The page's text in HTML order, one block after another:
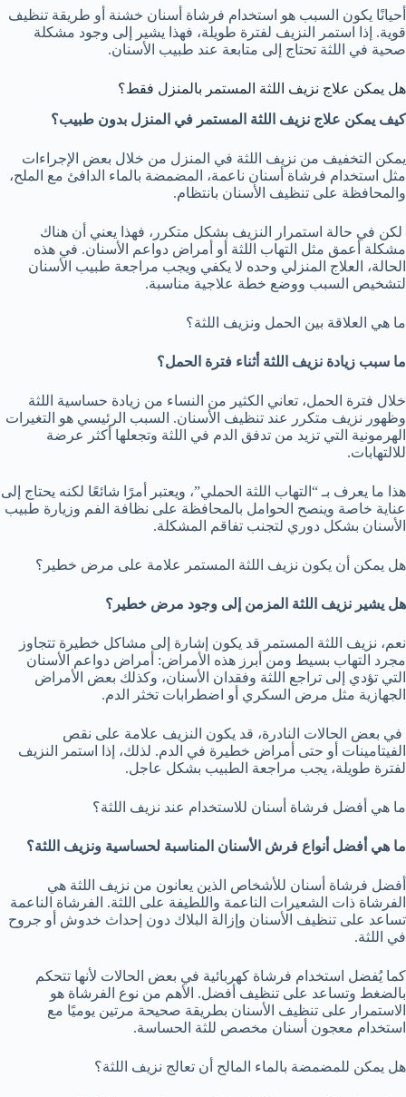
أحيانًا يكون السبب هو استخدام فرشاة أسنان خشنة أو طريقة تنظيف
قوية. إذا استمر النزيف لفترة طويلة، فهذا يشير إلى وجود مشكلة
صحية في اللثة تحتاج إلى متابعة عند طبيب الأسنان.
هل يمكن علاج نزيف اللثة المستمر بالمنزل فقط؟
كيف يمكن علاج نزيف اللثة المستمر في المنزل بدون طبيب؟
يمكن التخفيف من نزيف اللثة في المنزل من خلال بعض الإجراءات
مثل استخدام فرشاة أسنان ناعمة، المضمضة بالماء الدافئ مع الملح،
والمحافظة على تنظيف الأسنان بانتظام.
لكن في حالة استمرار النزيف بشكل متكرر، فهذا يعني أن هناك
مشكلة أعمق مثل التهاب اللثة أو أمراض دواعم الأسنان. في هذه
الحالة، العلاج المنزلي وحده لا يكفي ويجب مراجعة طبيب الأسنان
لتشخيص السبب ووضع خطة علاجية مناسبة.
ما هي العلاقة بين الحمل ونزيف اللثة؟
ما سبب زيادة نزيف اللثة أثناء فترة الحمل؟
خلال فترة الحمل، تعاني الكثير من النساء من زيادة حساسية اللثة
وظهور نزيف متكرر عند تنظيف الأسنان. السبب الرئيسي هو التغيرات
الهرمونية التي تزيد من تدفق الدم في اللثة وتجعلها أكثر عرضة
للالتهابات.
هذا ما يعرف بـ “التهاب اللثة الحملي”، ويعتبر أمرًا شائعًا لكنه يحتاج إلى
عناية خاصة وينصح الحوامل بالمحافظة على نظافة الفم وزيارة طبيب
الأسنان بشكل دوري لتجنب تفاقم المشكلة.
هل يمكن أن يكون نزيف اللثة المستمر علامة على مرض خطير؟
هل يشير نزيف اللثة المزمن إلى وجود مرض خطير؟
نعم، نزيف اللثة المستمر قد يكون إشارة إلى مشاكل خطيرة تتجاوز
مجرد التهاب بسيط ومن أبرز هذه الأمراض: أمراض دواعم الأسنان
التي تؤدي إلى تراجع اللثة وفقدان الأسنان، وكذلك بعض الأمراض
الجهازية مثل مرض السكري أو اضطرابات تخثر الدم.
في بعض الحالات النادرة، قد يكون النزيف علامة على نقص
الفيتامينات أو حتى أمراض خطيرة في الدم. لذلك، إذا استمر النزيف
لفترة طويلة، يجب مراجعة الطبيب بشكل عاجل.
ما هي أفضل فرشاة أسنان للاستخدام عند نزيف اللثة؟
ما هي أفضل أنواع فرش الأسنان المناسبة لحساسية ونزيف اللثة؟
أفضل فرشاة أسنان للأشخاص الذين يعانون من نزيف اللثة هي
الفرشاة ذات الشعيرات الناعمة واللطيفة على اللثة. الفرشاة الناعمة
تساعد على تنظيف الأسنان وإزالة البلاك دون إحداث خدوش أو جروح
في اللثة.
كما يُفضل استخدام فرشاة كهربائية في بعض الحالات لأنها تتحكم
بالضغط وتساعد على تنظيف أفضل. الأهم من نوع الفرشاة هو
الاستمرار على تنظيف الأسنان بطريقة صحيحة مرتين يوميًا مع
استخدام معجون أسنان مخصص للثة الحساسة.
هل يمكن للمضمضة بالماء المالح أن تعالج نزيف اللثة؟